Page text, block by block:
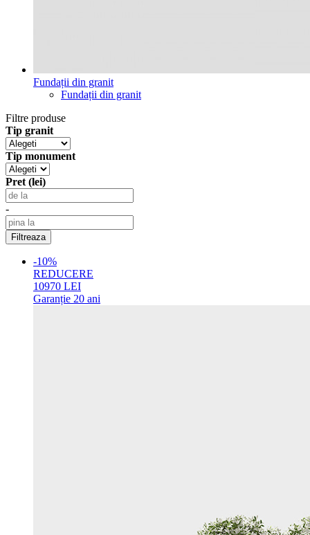
Fundații din granit
Fundații din granit
Filtre produse
Tip granit
Tip monument
Pret (lei)
-
-10%
REDUCERE
10970 LEI
Garanție 20 ani